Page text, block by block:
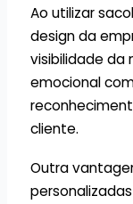
Ao utilizar
design da
visibilidade da
emocional
cliente.
Outra